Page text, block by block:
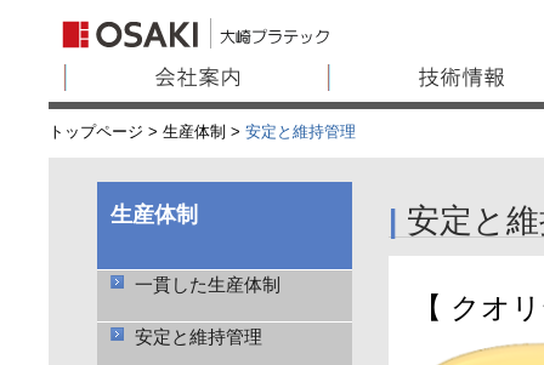
トップページ > 生産体制 > 安定と維持管理
安定と
【 クオ